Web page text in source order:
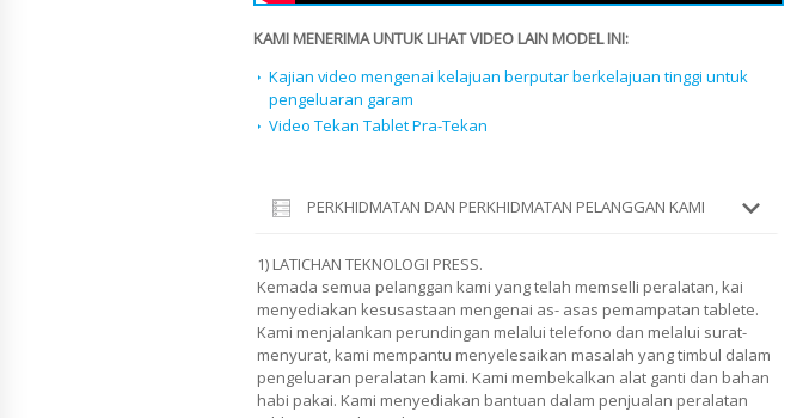
KAMI MENERIMA UNTUK LIHAT VIDEO LAIN MODEL INI:
Kajian video mengenai kelajuan berputar berkelajuan tinggi untuk
pengeluaran garam
Video Tekan Tablet Pra-Tekan
PERKHIDMATAN DAN PERKHIDMATAN PELANGGAN KAMI
1) LATICHAN TEKNOLOGI PRESS.
Kemada semua pelanggan kami yang telah memselli peralatan, kai
menyediakan kesusastaan mengenai as- asas pemampatan tablete.
Kami menjalankan perundingan melalui telefono dan melalui surat-
menyurat, kami mempantu menyelesaikan masalah yang timbul dalam
pengeluaran peralatan kami. Kami membekalkan alat ganti dan bahan
habi pakai. Kami menyediakan bantuan dalam penjualan peralatan